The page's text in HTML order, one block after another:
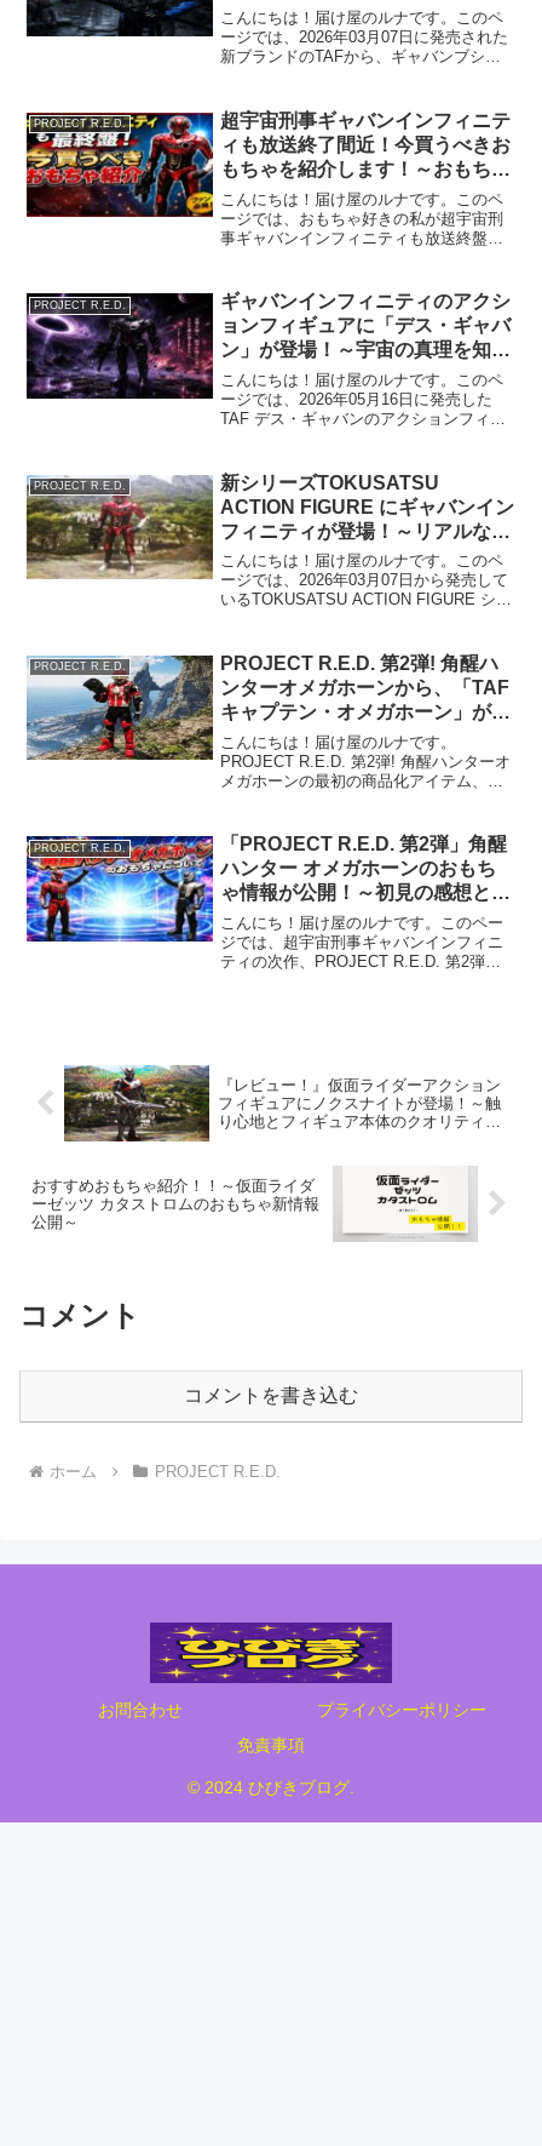
を是非ご覧ください！～
こんにちは！届け屋のルナです。このペ
ージでは、2026年03月07日に発売された
新ブランドのTAFから、ギャバンブシド
は、Amazon・楽天などの商品を紹介する
アフィリエ...
PROJECT R.E.D.
超宇宙刑事ギャバンインフィニテ
ィも放送終了間近！今買うべきお
もちゃを紹介します！～おもちゃ
好きが大事にしている至極の一品
を提供します！～
こんにちは！届け屋のルナです。このペ
ージでは、おもちゃ好きの私が超宇宙刑
事ギャバンインフィニティも放送終盤と
うちにゲットしてほしいと思っていま
す。当ブログでは、Amaz...
PROJECT R.E.D.
ギャバンインフィニティのアクシ
ョンフィギュアに「デス・ギャバ
ン」が登場！～宇宙の真理を知っ
た孤独と絶望感を味わえるフィギ
ュアとなっています！～
こんにちは！届け屋のルナです。このペ
ージでは、2026年05月16日に発売した
TAF デス・ギャバンのアクションフィギ
上）※TAFとは、TOKUSATSU ACTI...
PROJECT R.E.D.
新シリーズTOKUSATSU
ACTION FIGURE にギャバンイン
フィニティが登場！～リアルな造
形と綺麗な塗装とかっこよさが再
現されています！～
こんにちは！届け屋のルナです。このペ
ージでは、2026年03月07日から発売して
いるTOKUSATSU ACTION FIGURE シリ
当ブログでは、Amazon・楽天...
PROJECT R.E.D.
PROJECT R.E.D. 第2弾! 角醒ハ
ンターオメガホーンから、「TAF
キャプテン・オメガホーン」が販
売！～遊びごたえのある、ヒーロ
ーらしからぬ体型がより癖にな
り、好きになる！～
こんにちは！届け屋のルナです。
PROJECT R.E.D. 第2弾! 角醒ハンターオ
メガホーンの最初の商品化アイテム、
かりとした厚みが特徴的となっています
よ...
PROJECT R.E.D.
「PROJECT R.E.D. 第2弾」角醒
ハンター オメガホーンのおもち
ゃ情報が公開！～初見の感想と個
人的に好きなおもちゃを説明する
よ！～
こんにち！届け屋のルナです。このペー
ジでは、超宇宙刑事ギャバンインフィニ
ティの次作、PROJECT R.E.D. 第2弾の
『レビュー！』仮面ライダーアクション
フィギュアにノクスナイトが登場！～触
り心地とフィギュア本体のクオリティを
おすすめおもちゃ紹介！！～仮面ライダ
ーゼッツ カタストロムのおもちゃ新情報
公開～
コメント
コメントを書き込む
ホーム PROJECT R.E.D.
お問合わせ
プライバシーポリシー
免責事項
© 2024 ひびきブログ.